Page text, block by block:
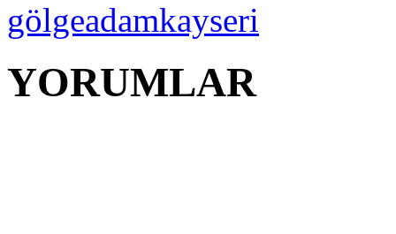
gölgeadamkayseri
YORUMLAR